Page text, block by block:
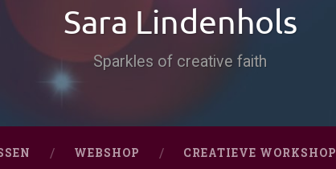
Sara Lindenhols
Sparkles of creative faith
WEBSHOP CREATIEVE